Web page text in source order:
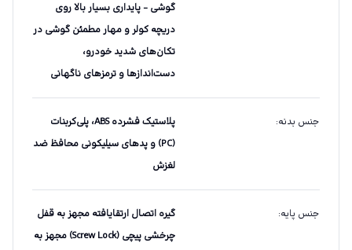
گوشی - پایداری بسیار بالا روی
دریچه کولر و مهار مطمئن گوشی در
تکان‌های شدید خودرو،
دست‌اندازها و ترمزهای ناگهانی
جنس بدنه:
پلاستیک فشرده ABS، پلی‌کربنات
(PC) و پدهای سیلیکونی محافظ ضد
لغزش
جنس پایه:
گیره اتصال ارتقایافته مجهز به قفل
چرخشی پیچی (Screw Lock) مجهز به